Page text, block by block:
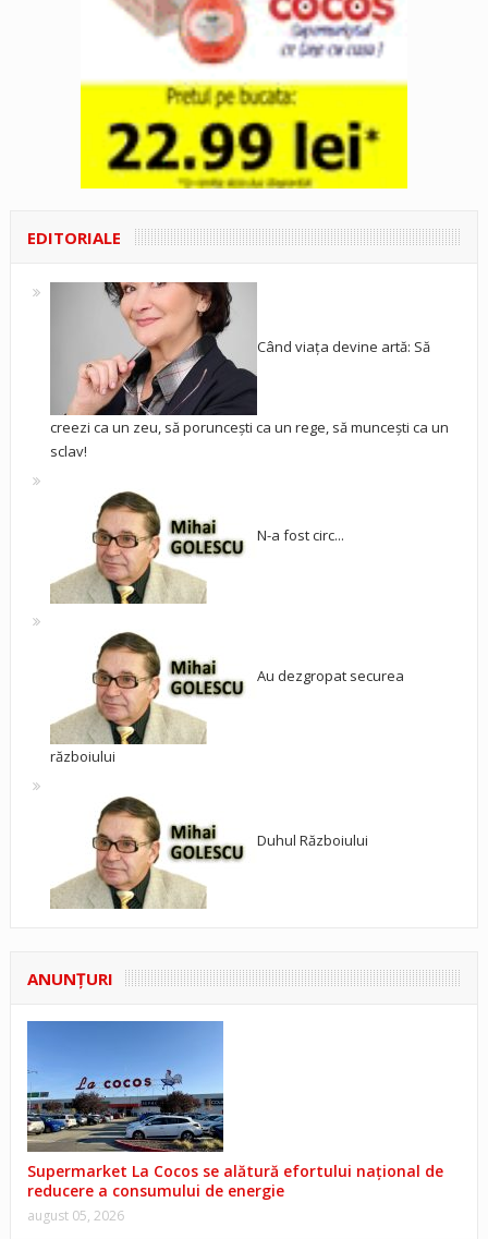
EDITORIALE
Când viața devine artă: Să
creezi ca un zeu, să poruncești ca un rege, să muncești ca un
sclav!
N-a fost circ...
Au dezgropat securea
războiului
Duhul Războiului
ANUNŢURI
Supermarket La Cocos se alătură efortului național de
reducere a consumului de energie
august 05, 2026